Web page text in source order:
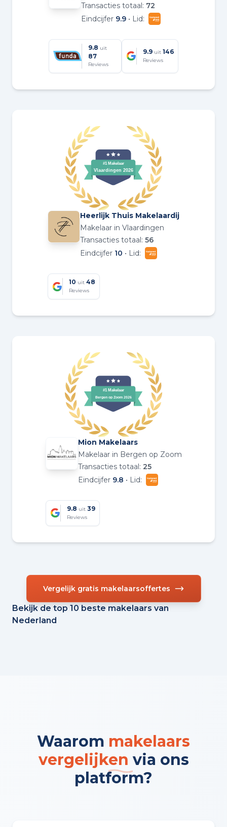
Transacties totaal: 72
Eindcijfer 9.9 • Lid:
9.8 uit
87
Reviews
9.9 uit 146
Reviews
Heerlijk Thuis Makelaardij
Makelaar in Vlaardingen
Transacties totaal: 56
Eindcijfer 10 • Lid:
10 uit 48
Reviews
Mion Makelaars
Makelaar in Bergen op Zoom
Transacties totaal: 25
Eindcijfer 9.8 • Lid:
9.8 uit 39
Reviews
Vergelijk gratis makelaarsoffertes
Bekijk de top 10 beste makelaars van
Nederland
Waarom makelaars
vergelijken via ons
platform?